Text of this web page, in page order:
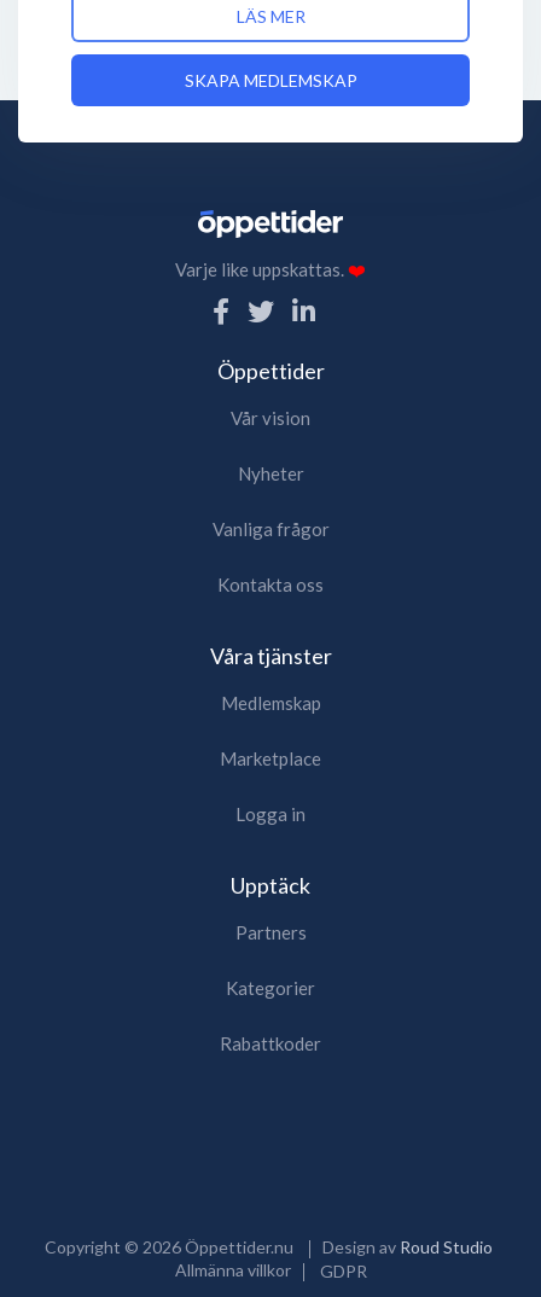
LÄS MER
SKAPA MEDLEMSKAP
Varje like uppskattas.❤️
Öppettider
Vår vision
Nyheter
Vanliga frågor
Kontakta oss
Våra tjänster
Medlemskap
Marketplace
Logga in
Upptäck
Partners
Kategorier
Rabattkoder
Copyright © 2026Öppettider.nu Design av Roud Studio
Allmänna villkor
GDPR